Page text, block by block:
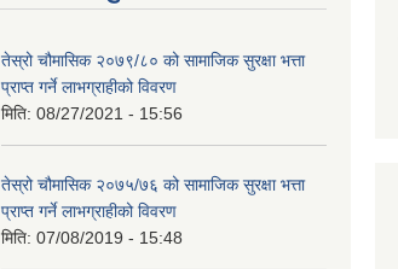
तेस्रो चौमासिक २०७९/८० को सामाजिक सुरक्षा भत्ता
प्राप्त गर्ने लाभग्राहीको विवरण
मिति: 08/27/2021 - 15:56
तेस्रो चौमासिक २०७५/७६ को सामाजिक सुरक्षा भत्ता
प्राप्त गर्ने लाभग्राहीको विवरण
मिति: 07/08/2019 - 15:48